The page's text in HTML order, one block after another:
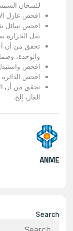
للسخان
افحص عازل
افحص سائل
نقل الحرارة
تحقق من أن
والوحدة،
افحص واستبدل
افحص الدائرة
تحقق من أن
الغاز، إلخ.
ANME
Search